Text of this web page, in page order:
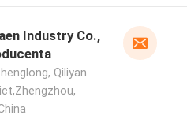
Industry Co.,
Qiliyan